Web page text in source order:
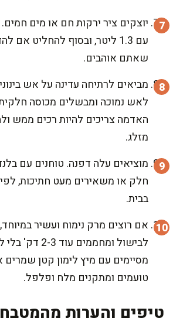
יוצקים ציר ירקות חם או מים
עם 1.3 ליטר, ובסוף להחליט
שאתם אוהבים.
מביאים לרתיחה עדינה על אש
האדמה צריכים להיות רכים ממש
מזלג.
מוציאים עלה דפנה. טוחנים עם
חלק או משאירים מעט חתיכות,
בבית.
אם רוצים מרק נימוח ועשיר
לבישול ומחממים
מסיימים עם מיץ לימון קטן
טועמים ומתקנים מלח ופלפל.
טיפים והערות